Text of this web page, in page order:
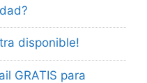
disponible!
GRATIS para